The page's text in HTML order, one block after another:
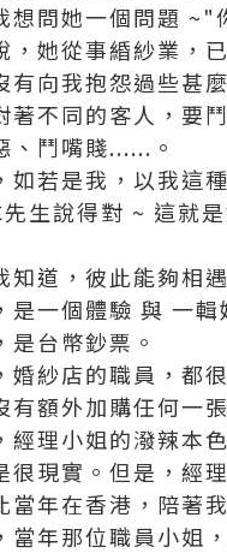
想問她一個問題 ~"
，她從事緍紗業，
有向我抱怨過些甚
著不同的客人，要
、鬥嘴賤......。
如若是我，以我這
生說得對 ~ 這就
知道，彼此能夠相
是一個體驗 與 一輯
是台幣鈔票。
婚紗店的職員，都
有額外加購任何一
經理小姐的潑辣本
很現實。但是，經
當年在香港，陪著
當年那位職員小姐